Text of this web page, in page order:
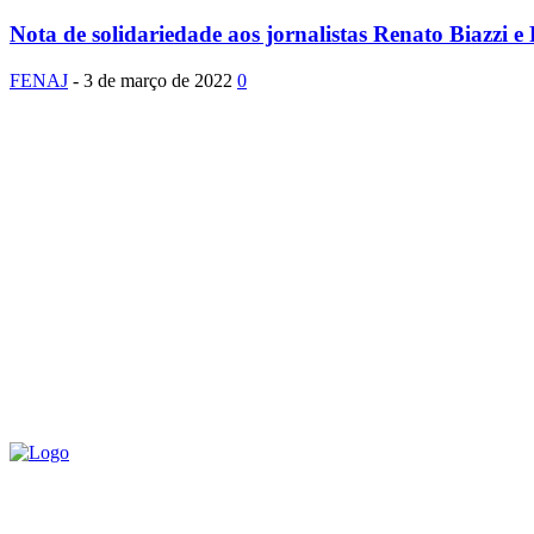
Nota de solidariedade aos jornalistas Renato Biazzi e
FENAJ - 3 de março de 2022 0